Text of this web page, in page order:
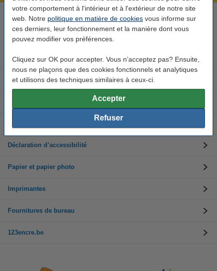
votre comportement à l'intérieur et à l'extérieur de notre site
web. Notre politique en matière de cookies vous informe sur
ces derniers, leur fonctionnement et la manière dont vous
pouvez modifier vos préférences.
Cliquez sur OK pour accepter. Vous n’acceptez pas? Ensuite,
nous ne plaçons que des cookies fonctionnels et analytiques
et utilisons des techniques similaires à ceux-ci.
Accepter
Refuser
Besoin d’aide ? Appelez-nous au +32 (0)9 39 64 123
Les jours ouvrés de 8h30 à 17h
Cartouches d'encre
Toners
Déclaration d’accessibilité
Papier et papier photo
Imprimantes
Fournitures de bureau
123encre.be